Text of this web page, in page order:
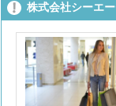
株式会社シーエ